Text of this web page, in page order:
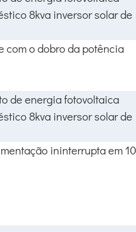
com o dobro da potência
ininterrupta em 10